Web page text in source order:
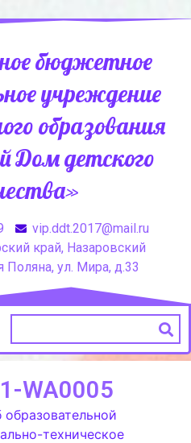
бюджетное
учреждение
образования
Дом детского
vip.ddt.2017@mail.ru
край, Назаровский
Поляна, ул. Мира, д.33
WA0005
техническое